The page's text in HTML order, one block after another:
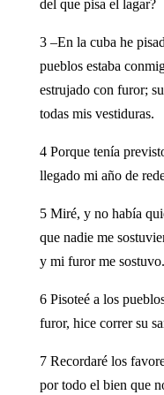
del que pisa el lagar?
3 –En la cuba he
pueblos estaba
estrujado con furor;
todas mis vestiduras.
4 Porque tenía
llegado mi año de
5 Miré, y no había
que nadie me
y mi furor me sostuvo.
6 Pisoteé a los
furor, hice correr su
7 Recordaré los
por todo el bien que